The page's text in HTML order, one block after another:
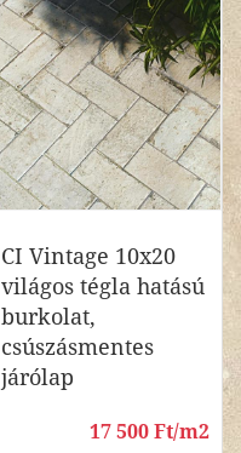
CI Vintage 10x20
világos tégla hatású
burkolat,
csúszásmentes
járólap
17 500 Ft/m2